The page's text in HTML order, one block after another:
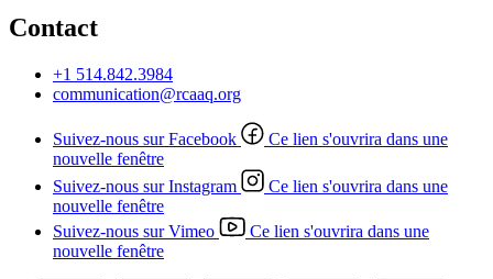
Contact
+1 514.842.3984
communication@rcaaq.org
Suivez-nous sur Facebook
Ce lien s'ouvrira dans une
nouvelle fenêtre
Suivez-nous sur Instagram
Ce lien s'ouvrira dans une
nouvelle fenêtre
Suivez-nous sur Vimeo
Ce lien s'ouvrira dans une
nouvelle fenêtre